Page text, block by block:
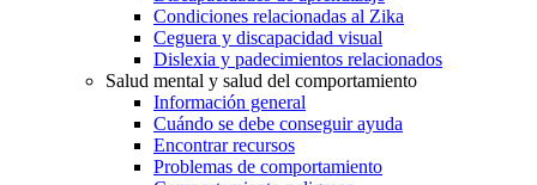
Condiciones relacionadas al Zika
Ceguera y discapacidad visual
Dislexia y padecimientos relacionados
Salud mental y salud del comportamiento
Información general
Cuándo se debe conseguir ayuda
Encontrar recursos
Problemas de comportamiento